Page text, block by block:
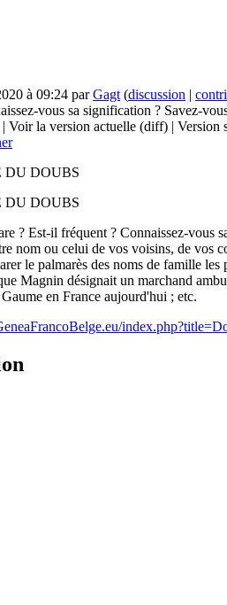
à 09:24 parGagt (discussion |
vous sa signification ? Savez-
Voir la version actuelle (diff) |
DU DOUBS
DU DOUBS
? Est-il fréquent ? Connaissez-vous
nom ou celui de vos voisins, de vos
le palmarès des noms de famille
Magnin désignait un marchand
en France aujourd'hui ; etc.